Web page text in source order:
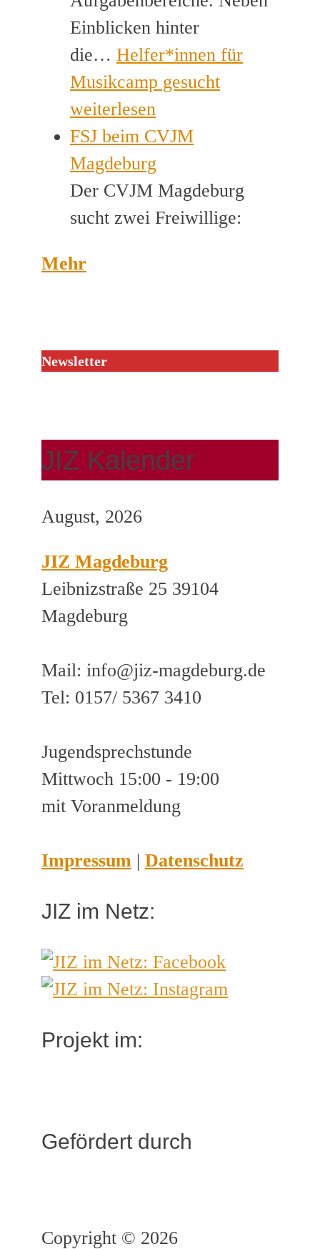
Einblicken hinter
die… Helfer*innen für
Musikcamp gesucht
weiterlesen
FSJ beim CVJM
Magdeburg
Der CVJM Magdeburg
sucht zwei Freiwillige:
Mehr
Newsletter
JIZ Kalender
August, 2026
JIZ Magdeburg
Leibnizstraße 25 39104
Magdeburg
Mail: info@jiz-magdeburg.de
Tel: 0157/ 5367 3410
Jugendsprechstunde
Mittwoch 15:00 - 19:00
mit Voranmeldung
Impressum | Datenschutz
JIZ im Netz:
Projekt im:
Gefördert durch
Copyright © 2026